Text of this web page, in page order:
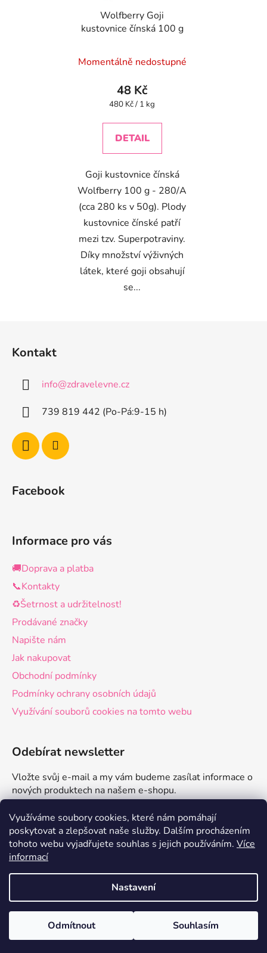
Využíváme soubory cookies, které nám pomáhají
poskytovat a zlepšovat naše služby. Dalším procházením
tohoto webu vyjadřujete souhlas s jejich používáním. Více
informací
Nastavení
Odmítnout Souhlasím
Wolfberry Goji
kustovnice čínská 100 g
Momentálně nedostupné
48 Kč
Měrná
480 Kč / 1 kg
DETAIL
Goji kustovnice čínská
Wolfberry 100 g - 280/A
(cca 280 ks v 50g). Plody
kustovnice čínské patří
mezi tzv. Superpotraviny.
Díky množství výživných
látek, které goji obsahují
se...
Kontakt
info@zdravelevne.cz
739 819 442 (Po-Pá:9-15 h)
Facebook
Informace pro vás
🚚Doprava a platba
📞Kontakty
♻️Šetrnost a udržitelnost!
Prodávané značky
Napište nám
Jak nakupovat
Obchodní podmínky
Podmínky ochrany osobních údajů
Využívání souborů cookies na tomto webu
Odebírat newsletter
Vložte svůj e-mail a my vám budeme zasílat informace o
nových produktech na našem e-shopu.
E-mail
PŘIHLÁSIT SE
Vytvořil Shoptet
Copyright 2026
. Všechna práva
vyhrazena.